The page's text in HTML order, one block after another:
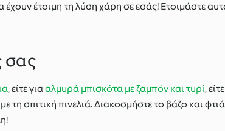
έτοιμη τη λύση χάρη σε εσάς! Ετοιμάστε
σας
, είτε γιααλμυρά μπισκότα με ζαμπόν και τυρί,
σπιτική πινελιά. Διακοσμήστε το βάζο και